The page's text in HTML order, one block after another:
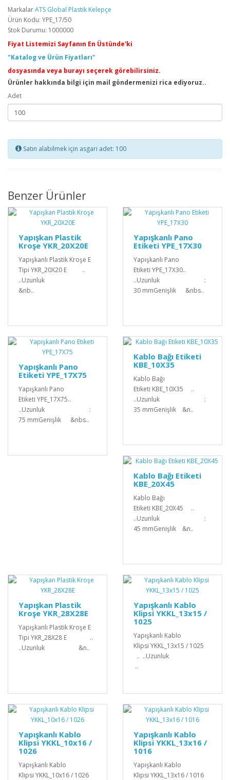
MarkalarATS Global Plastik Kelepçe
Ürün Kodu: YPE_17/50
Stok Durumu: 1000000
Fiyat Listemizi Sayfanın En Üstünde'ki
"Katalog ve Ürün Fiyatları"
dosyasında veya burayı seçerek görebilirsiniz.
Ürünler hakkında bilgi için mail göndermenizi rica ediyoruz..
Adet
Satın alabilmek için asgari adet: 100
Benzer Ürünler
Yapışkan Plastik
Kroşe YKR_20X20E
Yapışkanlı Plastik Kroşe E
Tipi YKR_20X20 E ..
..Uzunluk
&nb..
Yapışkanlı Pano
Etiketi YPE_17X30
Yapışkanlı Pano
Etiketi YPE_17X30..
..Uzunluk :
30 mmGenişlik &nbs..
Yapışkanlı Pano
Etiketi YPE_17X75
Yapışkanlı Pano
Etiketi YPE_17X75..
..Uzunluk :
75 mmGenişlik &nbs..
Kablo Bağı Etiketi
KBE_10X35
Kablo Bağı
Etiketi KBE_10X35 ..
..Uzunluk :
35 mmGenişlik &n..
Kablo Bağı Etiketi
KBE_20X45
Kablo Bağı
Etiketi KBE_20X45 ..
..Uzunluk :
45 mmGenişlik &n..
Yapışkan Plastik
Kroşe YKR_28X28E
Yapışkanlı Plastik Kroşe E
Tipi YKR_28X28 E ..
..Uzunluk &n..
Yapışkanlı Kablo
Klipsi YKKL_13x15 /
1025
Yapışkanlı Kablo
Klipsi YKKL_13x15 / 1025
.. ..Uzunluk
..
Yapışkanlı Kablo
Klipsi YKKL_10x16 /
1026
Yapışkanlı Kablo
Klipsi YKKL_10x16 / 1026
Yapışkanlı Kablo
Klipsi YKKL_13x16 /
1016
Yapışkanlı Kablo
Klipsi YKKL_13x16 / 1016